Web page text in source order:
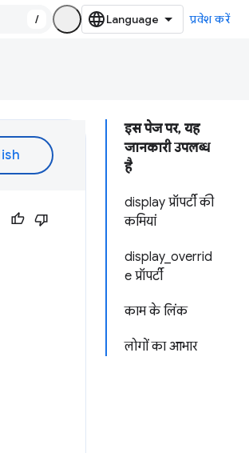
/ प्रवेश करें
इस पेज पर, यह
जानकारी उपलब्ध
है
display प्रॉपर्टी की
कमियां
display_overrid
e प्रॉपर्टी
काम के लिंक
लोगों का आभार